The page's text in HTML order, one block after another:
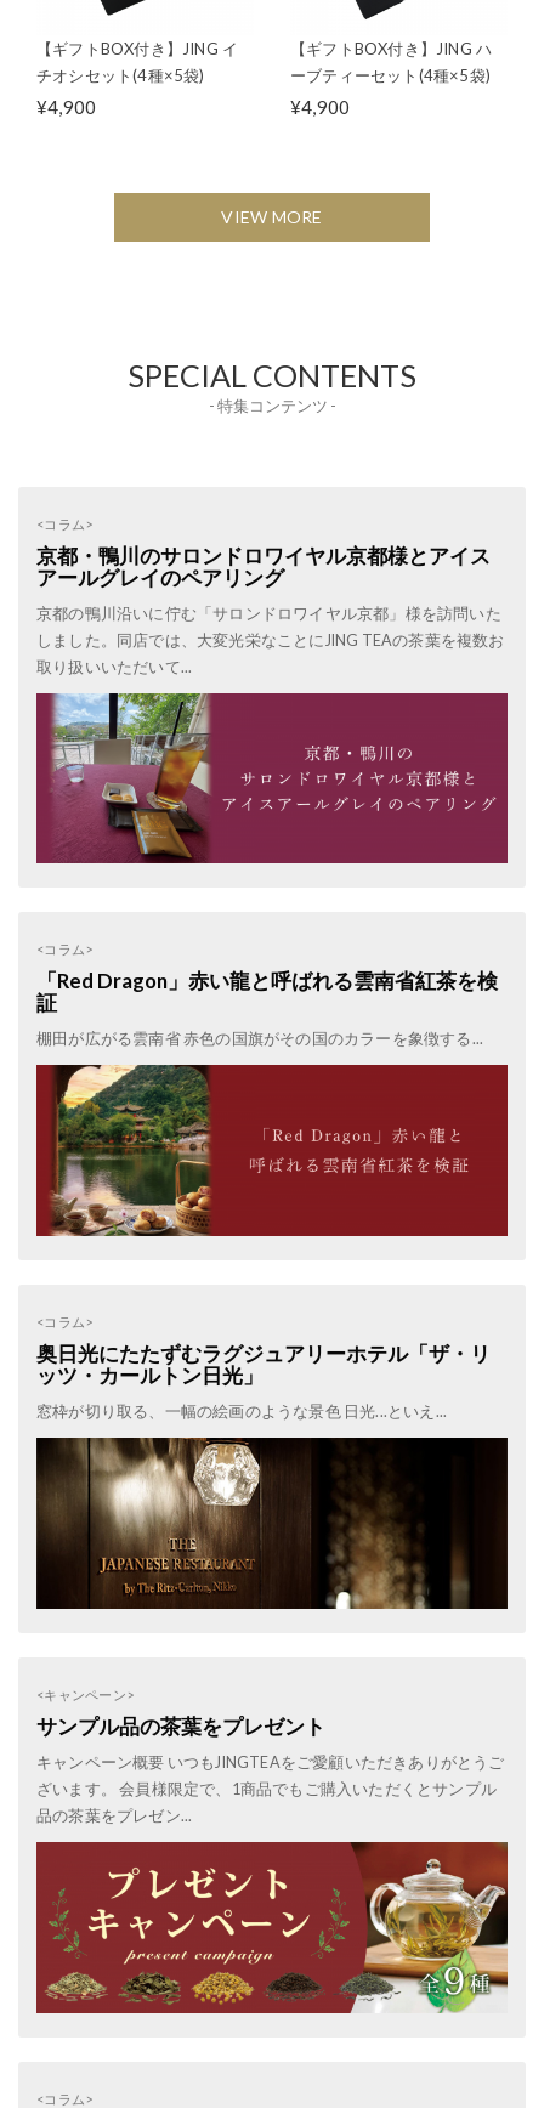
【ギフトBOX付き】JING イ
チオシセット(4種×5袋)
¥4,900
【ギフトBOX付き】JING ハ
ーブティーセット(4種×5袋)
¥4,900
VIEW MORE
SPECIAL CONTENTS
- 特集コンテンツ -
<コラム>
京都・鴨川のサロンドロワイヤル京都様とアイス
アールグレイのペアリング
京都の鴨川沿いに佇む「サロンドロワイヤル京都」様を訪問いた
しました。同店では、大変光栄なことにJING TEAの茶葉を複数お
取り扱いいただいて...
<コラム>
「Red Dragon」赤い龍と呼ばれる雲南省紅茶を検
証
棚田が広がる雲南省 赤色の国旗がその国のカラーを象徴する...
<コラム>
奥日光にたたずむラグジュアリーホテル「ザ・リ
ッツ・カールトン日光」
窓枠が切り取る、一幅の絵画のような景色 日光...といえ...
<キャンペーン>
サンプル品の茶葉をプレゼント
キャンペーン概要 いつもJINGTEAをご愛顧いただきありがとうご
ざいます。 会員様限定で、1商品でもご購入いただくとサンプル
品の茶葉をプレゼン...
<コラム>